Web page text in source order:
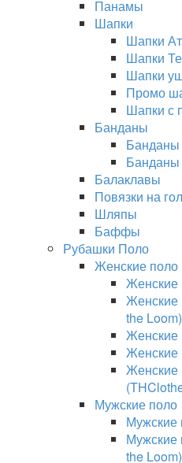
Панамы
Шапки
Шапки
Шапки
Шапки
Промо
Шапки с
Банданы
Банданы
Банданы
Балаклавы
Повязки на
Шляпы
Баффы
Рубашки Поло
Женские поло
Женские
Женские
the Loom)
Женские
Женские
Мужские поло
Мужские
Мужские
the Loom)